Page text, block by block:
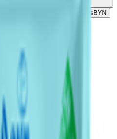
Active ГА 1 с рождения
BYNBYN
ваниль